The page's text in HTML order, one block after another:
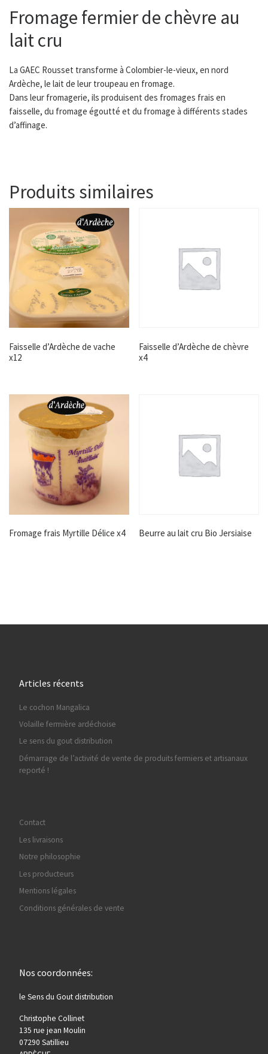
Fromage fermier de chèvre au
lait cru
La GAEC Rousset transforme à Colombier-le-vieux, en nord
Ardèche, le lait de leur troupeau en fromage.
Dans leur fromagerie, ils produisent des fromages frais en
faisselle, du fromage égoutté et du fromage à différents stades
d’affinage.
Produits similaires
Faisselle d’Ardèche de vache
x12
Faisselle d’Ardèche de chèvre
x4
Fromage frais Myrtille Délice x4 Beurre au lait cru Bio Jersiaise
Articles récents
Le cochon Mangalica
Volaille fermière ardéchoise
Le sens du gout distribution
Démarrage de l’activité de vente de produits fermiers et artisanaux
reporté !
Contact
Les livraisons
Notre philosophie
Les producteurs
Mentions légales
Conditions générales de vente
Nos coordonnées:
le Sens du Gout distribution
Christophe Collinet
135 rue jean Moulin
07290 Satillieu